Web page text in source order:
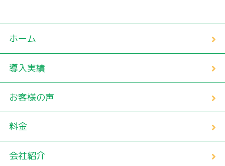
ホーム
導入実績
お客様の声
料金
会社紹介